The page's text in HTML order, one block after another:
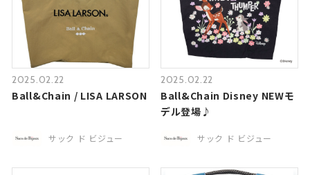
2025.02.22
Ball&Chain / LISA LARSON
サック ド ビジュー
2025.02.22
Ball&Chain Disney NEWモ
デル登場♪
サック ド ビジュー